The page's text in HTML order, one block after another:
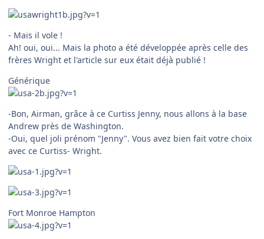
- Mais il vole !
Ah! oui, oui... Mais la photo a été développée après celle des
frères Wright et l'article sur eux était déjà publié !
Générique
-Bon, Airman, grâce à ce Curtiss Jenny, nous allons à la base
Andrew près de Washington.
-Oui, quel joli prénom "Jenny". Vous avez bien fait votre choix
avec ce Curtiss- Wright.
Fort Monroe Hampton